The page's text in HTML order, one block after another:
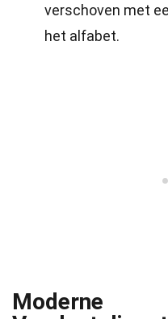
verschoven met
het alfabet.
Moderne